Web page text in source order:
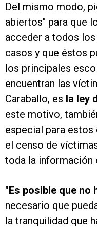
Del mismo modo,
abiertos" para que
acceder a todos
casos y que éstos
los principales
encuentran las
Caraballo, es la ley
este motivo,
especial para
el censo de
toda la información
"Es posible que no
necesario que
la tranquilidad que